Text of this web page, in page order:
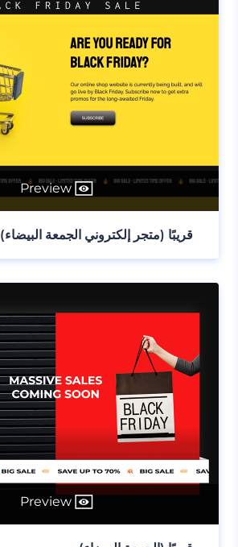
Preview
قريبًا (متجر إلكتروني الجمعة البيضاء)
Preview